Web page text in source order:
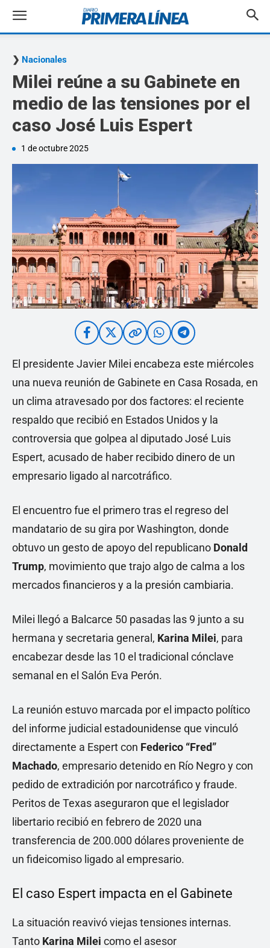
Nacionales
Milei reúne a su Gabinete en
medio de las tensiones por el
caso José Luis Espert
1 de octubre 2025
El presidente Javier Milei encabeza este miércoles
una nueva reunión de Gabinete en Casa Rosada, en
un clima atravesado por dos factores: el reciente
respaldo que recibió en Estados Unidos y la
controversia que golpea al diputado José Luis
Espert, acusado de haber recibido dinero de un
empresario ligado al narcotráfico.
El encuentro fue el primero tras el regreso del
mandatario de su gira por Washington, donde
obtuvo un gesto de apoyo del republicano Donald
Trump, movimiento que trajo algo de calma a los
mercados financieros y a la presión cambiaria.
Milei llegó a Balcarce 50 pasadas las 9 junto a su
hermana y secretaria general, Karina Milei, para
encabezar desde las 10 el tradicional cónclave
semanal en el Salón Eva Perón.
La reunión estuvo marcada por el impacto político
del informe judicial estadounidense que vinculó
directamente a Espert con Federico “Fred”
Machado, empresario detenido en Río Negro y con
pedido de extradición por narcotráfico y fraude.
Peritos de Texas aseguraron que el legislador
libertario recibió en febrero de 2020 una
transferencia de 200.000 dólares proveniente de
un fideicomiso ligado al empresario.
El caso Espert impacta en el Gabinete
La situación reavivó viejas tensiones internas.
Tanto Karina Milei como el asesor